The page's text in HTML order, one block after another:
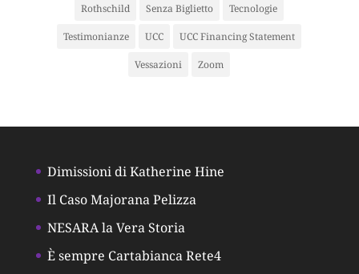
Rothschild Senza Biglietto Tecnologie
Testimonianze UCC UCC Financing Statement
Vessazioni Zoom
Dimissioni di Katherine Hine
Il Caso Majorana Pelizza
NESARA la Vera Storia
È sempre Cartabianca Rete4